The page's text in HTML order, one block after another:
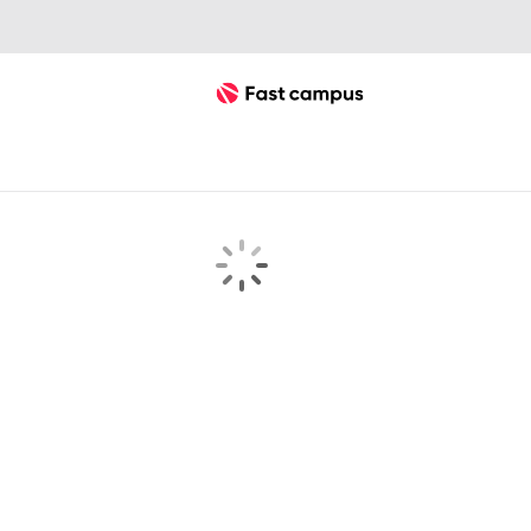
Fast Campus
searchKeyword 검색결과 페